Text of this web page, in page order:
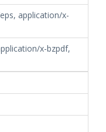
application/x-
x-bzpdf,